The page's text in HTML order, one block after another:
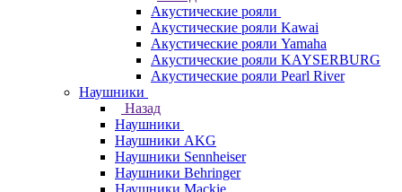
Акустические рояли
Акустические рояли Kawai
Акустические рояли Yamaha
Акустические рояли KAYSERBURG
Акустические рояли Pearl River
Наушники
Назад
Наушники
Наушники AKG
Наушники Sennheiser
Наушники Behringer
Наушники Mackie